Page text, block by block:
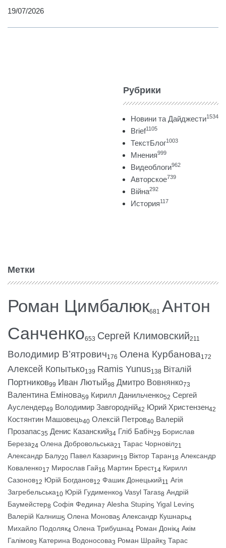
19/07/2026
Рубрики
Новини та Дайджести1534
Brief1105
ТекстБлог1003
Мнения999
Видеоблоги962
Авторское739
Війна292
История117
Метки
Роман Цимбалюк681 Антон
Санченко653 Сергей Климовский211
Володимир В’ятрович176 Олена Курбанова172
Алексей Копытько139 Ramis Yunus138 Віталій
Портников99 Иван Лютый98 Дмитро Вовнянко73
Валентина Емінова59 Кирилл Данильченко52 Сергей
Ауслендер49 Володимир Завгородній42 Юрий Христензен42
Костянтин Машовець40 Олексій Петров40 Валерій
Прозапас35 Денис Казанский34 Гліб Бабіч29 Борислав
Береза24 Олена Добровольська21 Тарас Чорновіл21
Александр Балу20 Павел Казарин19 Віктор Таран18 Александр
Коваленко17 Мирослав Гай16 Мартин Брест14 Кирилл
Сазонов12 Юрій Богданов12 Фашик Донецький11 Агія
Загребельська10 Юрій Гудименко9 Vasyl Taras8 Андрій
Баумейстер8 Софія Федина7 Alesha Stupin5 Yigal Levin5
Валерій Калниш5 Олена Монова5 Александр Кушнарь4
Михайло Подоляк4 Олена Трибушна4 Роман Донік4 Акім
Галімов3 Катерина Водоносова3 Роман Шрайк3 Тарас